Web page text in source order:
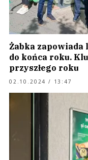
Żabka zapowiada
do końca roku.
przyszłego roku
02.10.2024 / 13:47